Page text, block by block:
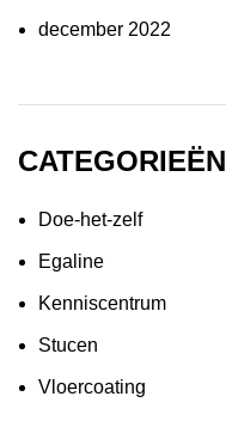
december 2022
CATEGORIEËN
Doe-het-zelf
Egaline
Kenniscentrum
Stucen
Vloercoating